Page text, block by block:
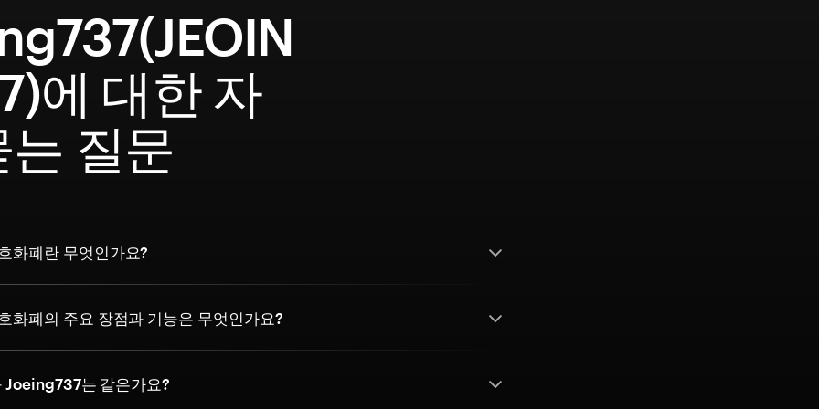
에 대한 자
질문
화폐란 무엇인가요?
화폐의 주요 장점과 기능은 무엇인가요?
Joeing737는 같은가요?